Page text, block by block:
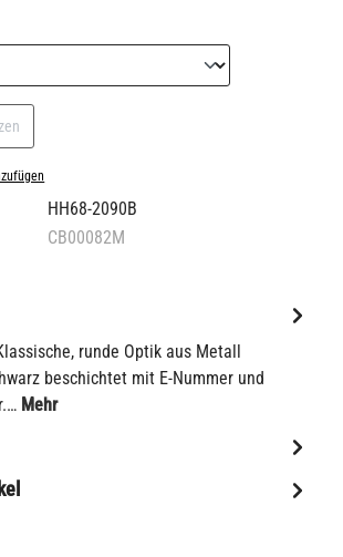
HH68-2090B
CB00082M
runde Optik aus Metall
beschichtet mit E-Nummer und
Mehr